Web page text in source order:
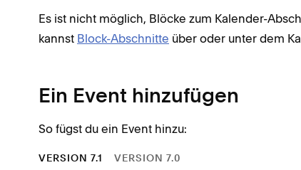
Es ist nicht möglich, Blöcke zum Kalender-
kannst Block-Abschnitte über oder unter dem
Ein Event hinzufügen
So fügst du ein Event hinzu:
VERSION 7.1 VERSION 7.0